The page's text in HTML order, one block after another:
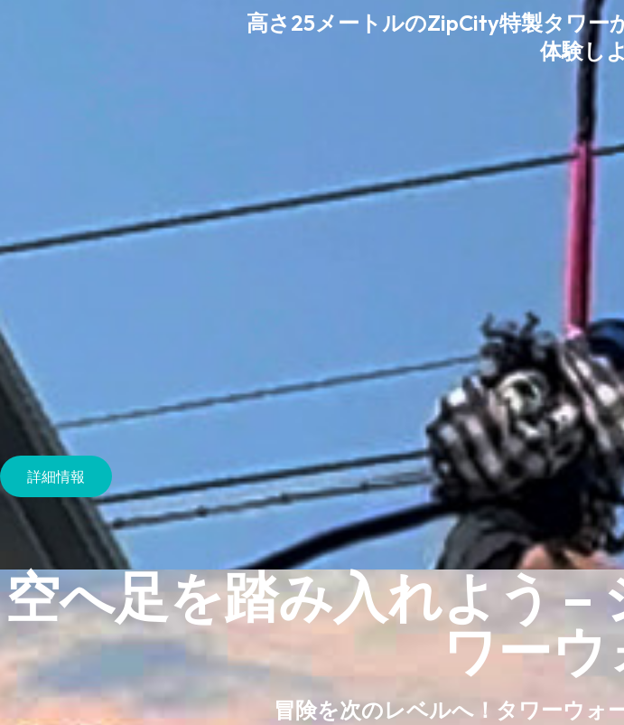
高さ25メートルのZipCity特製タワー
体験し
詳細情報
空へ足を踏み入れよう –
ワーウ
冒険を次のレベルへ！タワーウォ